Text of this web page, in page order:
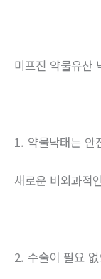
미프진 약물유산
1. 약물낙태는 안
새로운 비외과적
2. 수술이 필요